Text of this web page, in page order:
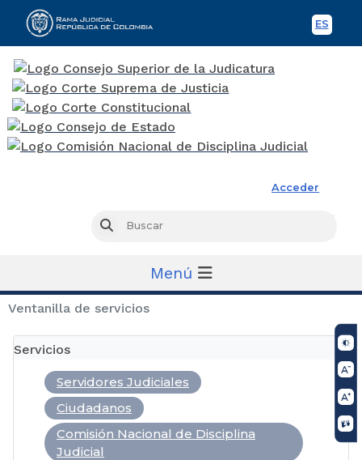
ES
Acceder
Buscar
Menú
Ventanilla de servicios
Servicios
Ciudadanos
Comisión Nacional de Disciplina
Judicial
Servidores Judiciales